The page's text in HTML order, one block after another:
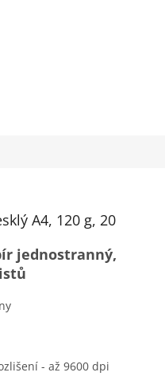
A4, 120 g, 20
jednostranný,
- až 9600 dpi